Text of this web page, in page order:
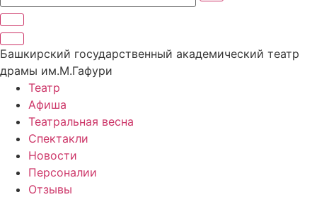
Башкирский государственный академический театр
драмы им.М.Гафури
Театр
Афиша
Театральная весна
Спектакли
Новости
Персоналии
Отзывы